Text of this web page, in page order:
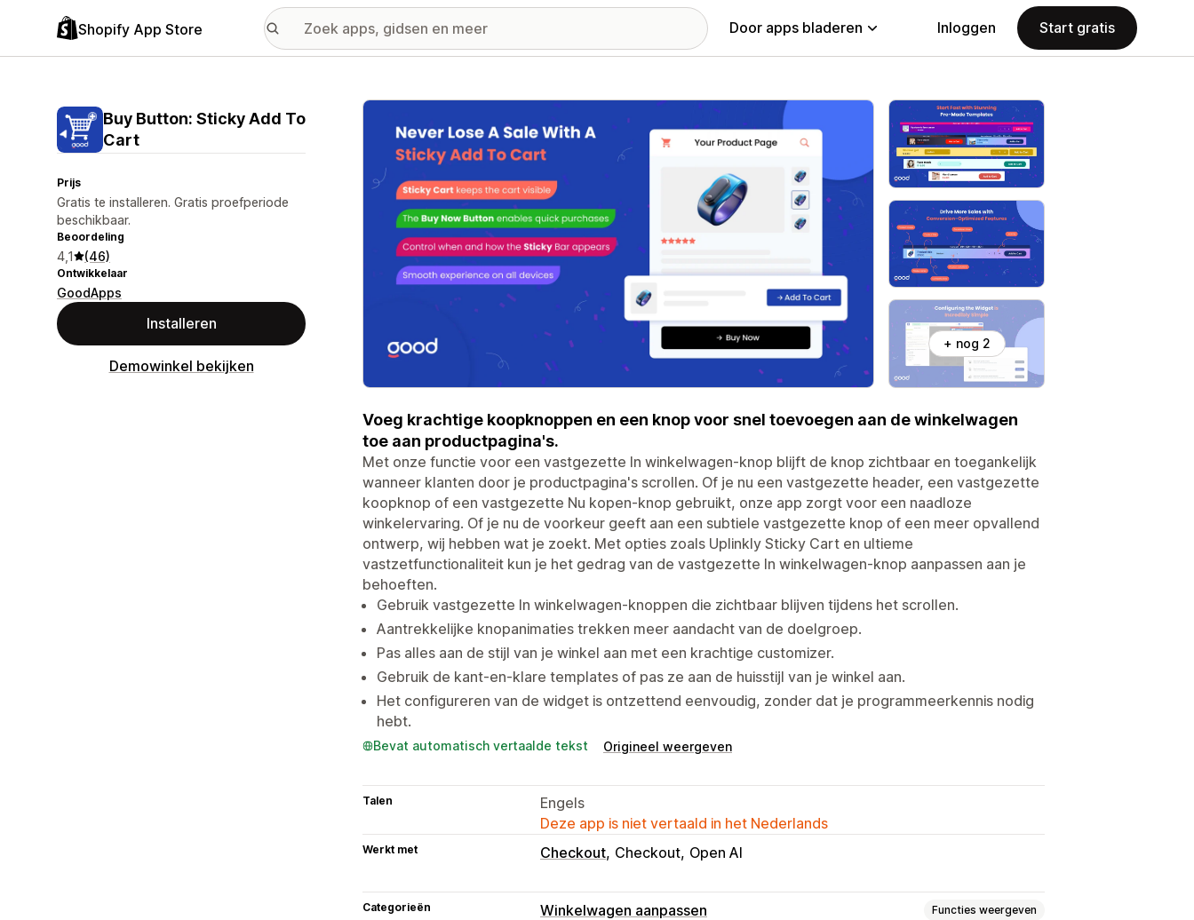
Shopify App Store Door apps bladeren Inloggen Start gratis
Buy Button: Sticky Add To
Cart
Prijs
Gratis te installeren. Gratis proefperiode
beschikbaar.
Beoordeling
4,1 (46)
Ontwikkelaar
GoodApps
Installeren
Demowinkel bekijken
Galerij met uitgelichte afbeeldingen
+ nog 2
Voeg krachtige koopknoppen en een knop voor snel toevoegen aan de winkelwagen
toe aan productpagina's.
Met onze functie voor een vastgezette In winkelwagen-knop blijft de knop zichtbaar en toegankelijk
wanneer klanten door je productpagina's scrollen. Of je nu een vastgezette header, een vastgezette
koopknop of een vastgezette Nu kopen-knop gebruikt, onze app zorgt voor een naadloze
winkelervaring. Of je nu de voorkeur geeft aan een subtiele vastgezette knop of een meer opvallend
ontwerp, wij hebben wat je zoekt. Met opties zoals Uplinkly Sticky Cart en ultieme
vastzetfunctionaliteit kun je het gedrag van de vastgezette In winkelwagen-knop aanpassen aan je
behoeften.
Gebruik vastgezette In winkelwagen-knoppen die zichtbaar blijven tijdens het scrollen.
Aantrekkelijke knopanimaties trekken meer aandacht van de doelgroep.
Pas alles aan de stijl van je winkel aan met een krachtige customizer.
Gebruik de kant-en-klare templates of pas ze aan de huisstijl van je winkel aan.
Het configureren van de widget is ontzettend eenvoudig, zonder dat je programmeerkennis nodig
hebt.
Bevat automatisch vertaalde tekst Origineel weergeven
Talen
Engels
Deze app is niet vertaald in het Nederlands
Werkt met Checkout Checkout Open AI
Categorieën Winkelwagen aanpassen Functies weergeven